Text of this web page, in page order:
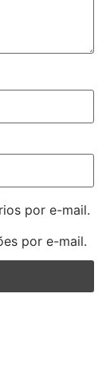
por e-mail.
por e-mail.